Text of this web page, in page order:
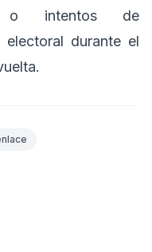
o intentos de
durante el